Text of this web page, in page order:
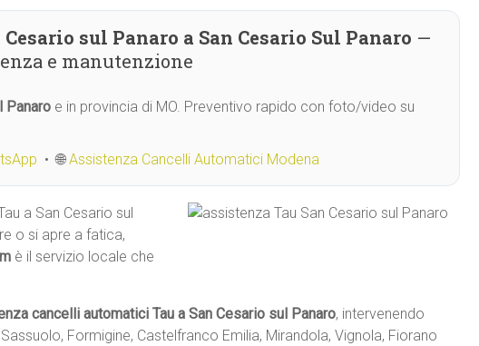
sul Panaro a San Cesario Sul Panaro —
e manutenzione
Panaro e in provincia di MO. Preventivo rapido con foto/video su
• 🌐Assistenza Cancelli Automatici Modena
a San Cesario sul
o si apre a fatica,
è il servizio locale che
cancelli automatici Tau a San Cesario sul Panaro, intervenendo
Formigine, Castelfranco Emilia, Mirandola, Vignola, Fiorano